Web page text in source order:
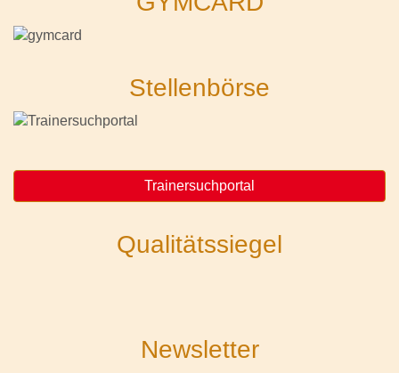
Stellenbörse
Trainersuchportal
Qualitätssiegel
Newsletter